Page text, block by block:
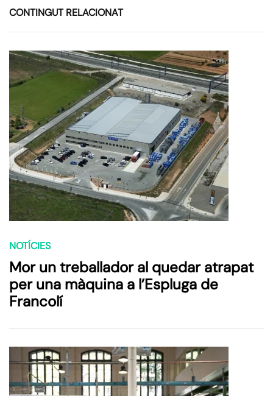
CONTINGUT RELACIONAT
NOTÍCIES
Mor un treballador al quedar atrapat
per una màquina a l’Espluga de
Francolí